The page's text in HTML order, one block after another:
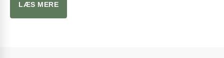
LÆS MERE